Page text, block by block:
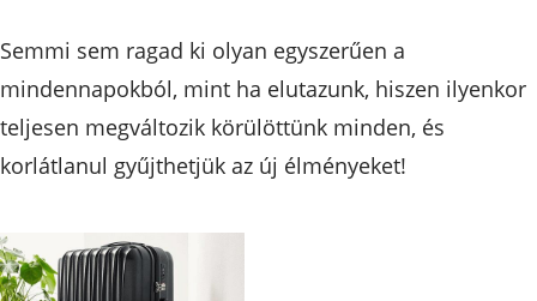
Semmi sem ragad ki olyan egyszerűen a
mindennapokból, mint ha elutazunk, hiszen ilyenkor
teljesen megváltozik körülöttünk minden, és
korlátlanul gyűjthetjük az új élményeket!